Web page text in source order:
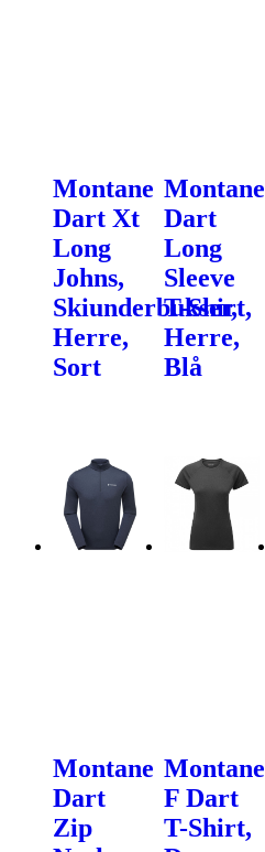
Montane
Dart Xt
Long
Johns,
Skiunderbukser,
Herre,
Sort
Montane
Dart
Long
Sleeve
T-Shirt,
Herre,
Blå
Montane
Dart
Zip
Montane
F Dart
T-Shirt,